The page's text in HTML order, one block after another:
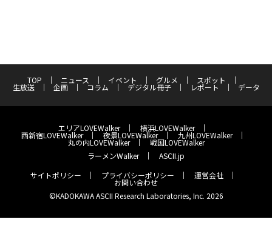
TOP ニュース イベント グルメ スポット
生放送 企画 コラム デジタル冊子 レポート データ
エリアLOVEWalker 横浜LOVEWalker
西新宿LOVEWalker 夜景LOVEWalker 九州LOVEWalker
丸の内LOVEWalker
戦国LOVEWalker
ラーメンWalker
ASCII.jp
サイトポリシー
プライバシーポリシー 運営会社
お問い合わせ
©KADOKAWA ASCII Research Laboratories, Inc. 2026